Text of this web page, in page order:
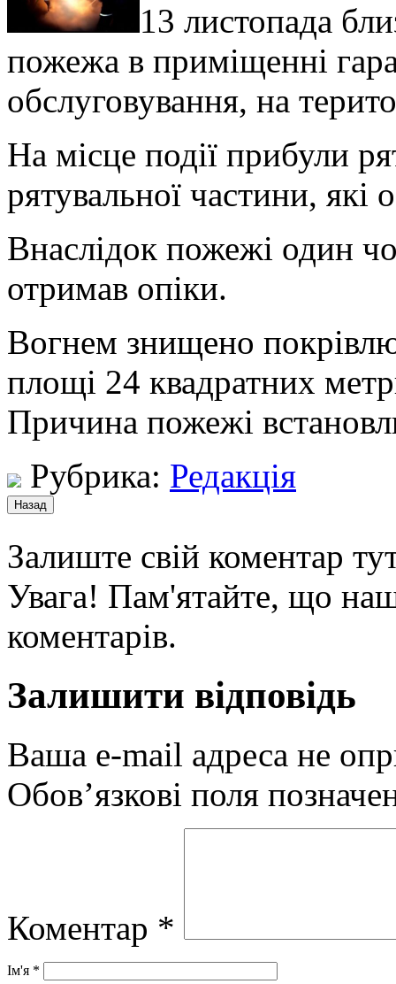
13 листопада
пожежа в приміщенні
обслуговування, на
На місце події прибули
рятувальної частини, які
Внаслідок пожежі один
отримав опіки.
Вогнем знищено
площі 24 квадратних
Причина пожежі
Рубрика: Редакція
Залиште свій коментар
Увага! Пам'ятайте, що
коментарів.
Залишити відповідь
Ваша e-mail адреса не
Обов’язкові поля
Коментар *
Ім'я *